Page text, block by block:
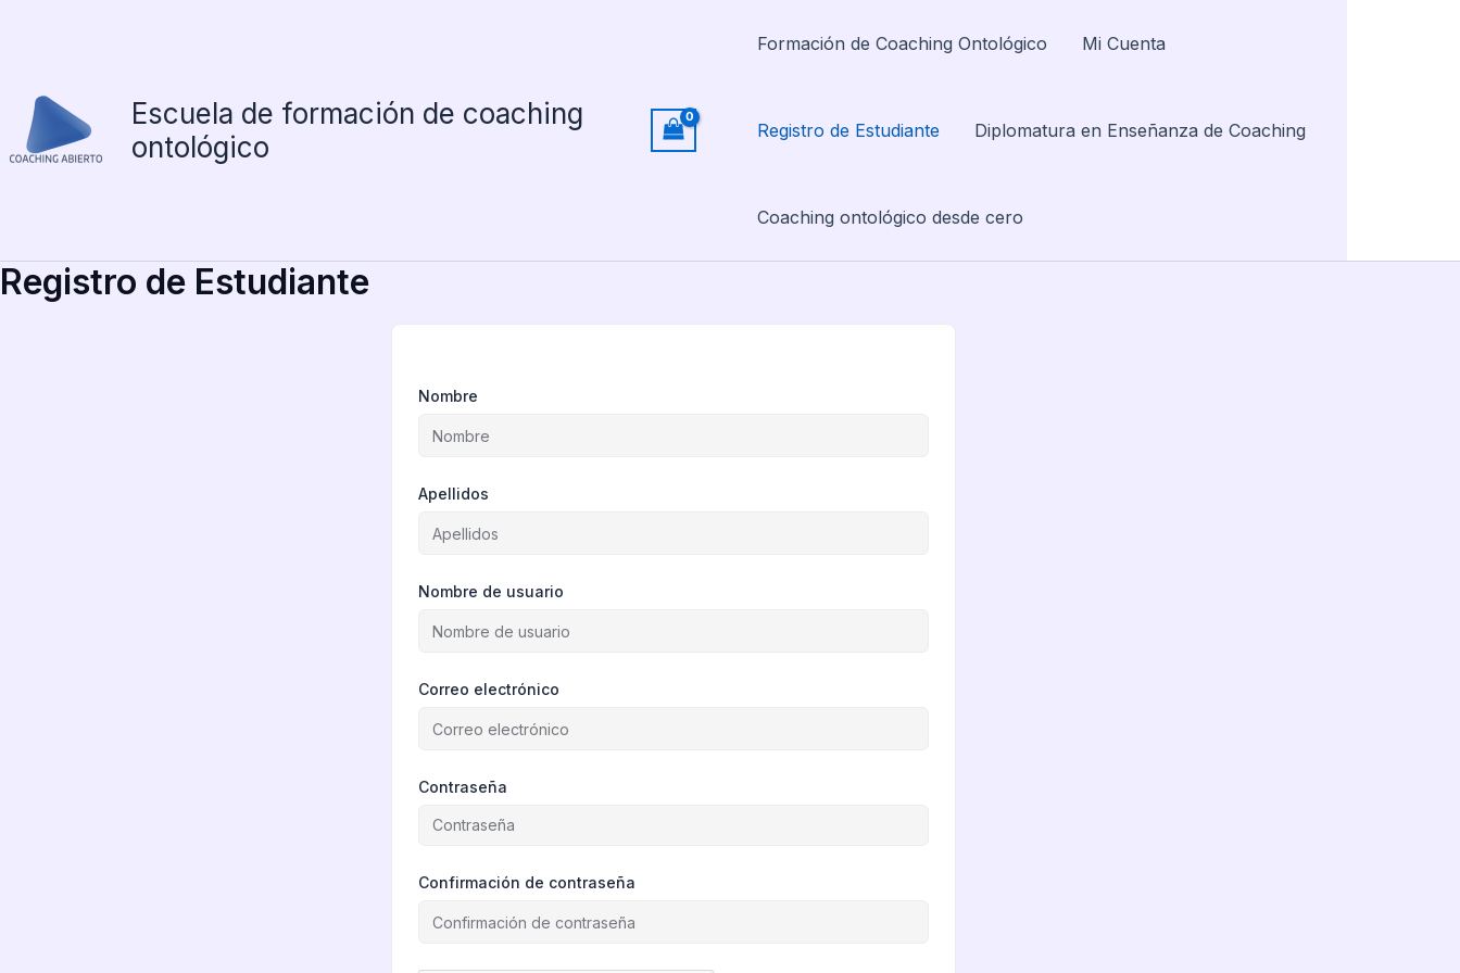
Escuela de formación de coaching
ontológico
Formación de Coaching Ontológico Mi Cuenta
Registro de Estudiante Diplomatura en Enseñanza de Coaching
Coaching ontológico desde cero
Registro de Estudiante
Nombre
Apellidos
Nombre de usuario
Correo electrónico
Contraseña
Confirmación de contraseña